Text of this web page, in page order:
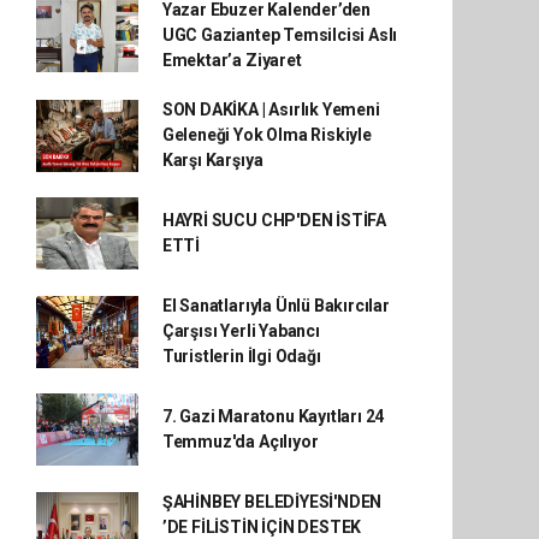
Yazar Ebuzer Kalender’den
UGC Gaziantep Temsilcisi Aslı
Emektar’a Ziyaret
SON DAKİKA | Asırlık Yemeni
Geleneği Yok Olma Riskiyle
Karşı Karşıya
HAYRİ SUCU CHP'DEN İSTİFA
ETTİ
El Sanatlarıyla Ünlü Bakırcılar
Çarşısı Yerli Yabancı
Turistlerin İlgi Odağı
7. Gazi Maratonu Kayıtları 24
Temmuz'da Açılıyor
ŞAHİNBEY BELEDİYESİ'NDEN
’DE FİLİSTİN İÇİN DESTEK